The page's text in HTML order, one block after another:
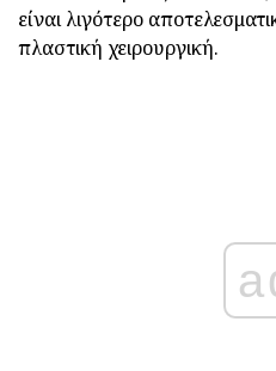
είναι λιγότερο
πλαστική χειρουργική.